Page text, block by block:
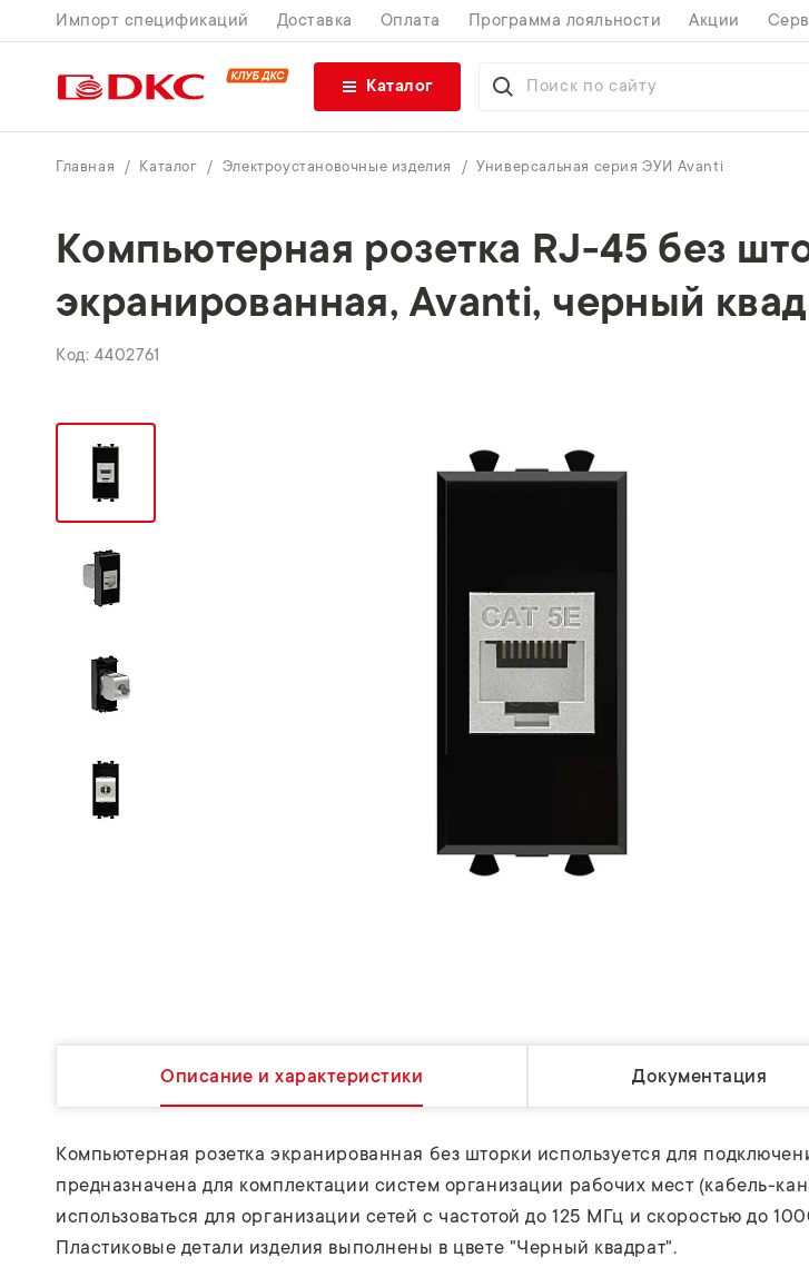
Импорт спецификаций Доставка Оплата Программа лояльности Акции
Каталог
Главная Каталог Электроустановочные изделия Универсальная серия ЭУИ Avanti
Компьютерная розетка RJ-45 без
экранированная, Avanti, черный
4402761
Описание и характеристики Документация
Компьютерная розетка экранированная без шторки используется для
предназначена для комплектации систем организации рабочих мест (кабель-
использоваться для организации сетей с частотой до 125 МГц и скоростью до
Пластиковые детали изделия выполнены в цвете "Черный квадрат".